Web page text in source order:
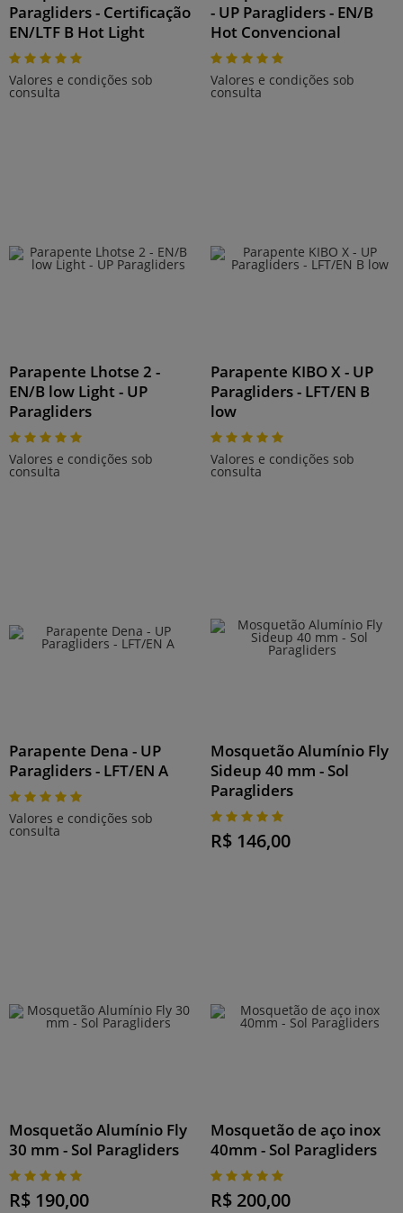
Paragliders - Certificação
EN/LTF B Hot Light
Valores e condições sob
consulta
- UP Paragliders - EN/B
Hot Convencional
Valores e condições sob
consulta
Parapente Lhotse 2 -
EN/B low Light - UP
Paragliders
Valores e condições sob
consulta
Parapente KIBO X - UP
Paragliders - LFT/EN B
low
Valores e condições sob
consulta
Parapente Dena - UP
Paragliders - LFT/EN A
Valores e condições sob
consulta
Mosquetão Alumínio Fly
Sideup 40 mm - Sol
Paragliders
R$ 146,00
Mosquetão Alumínio Fly
30 mm - Sol Paragliders
R$ 190,00
Mosquetão de aço inox
40mm - Sol Paragliders
R$ 200,00